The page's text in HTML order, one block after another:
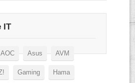
IT
AOC Asus AVM
Gaming Hama